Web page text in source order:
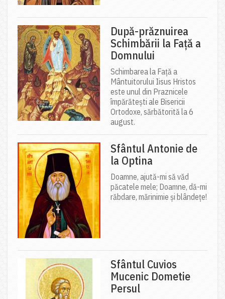
După-prăznuirea
Schimbării la Față a
Domnului
Schimbarea la Față a
Mântuitorului Iisus Hristos
este unul din Praznicele
împărătești ale Bisericii
Ortodoxe, sărbătorită la 6
august.
Sfântul Antonie de
la Optina
Doamne, ajută-mi să văd
păcatele mele; Doamne, dă-mi
răbdare, mărinimie şi blândeţe!
Sfântul Cuvios
Mucenic Dometie
Persul